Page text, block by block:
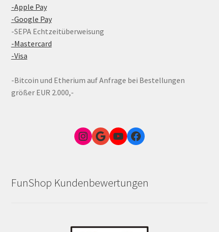
-Apple Pay
-Google Pay
-SEPA Echtzeitüberweisung
-Mastercard
-Visa
-Bitcoin und Etherium auf Anfrage bei Bestellungen
größer EUR 2.000,-
Instagram
Google Link zum FunShop WienYouTubeFacebook
FunShop Kundenbewertungen